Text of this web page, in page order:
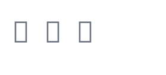
F
I
Y